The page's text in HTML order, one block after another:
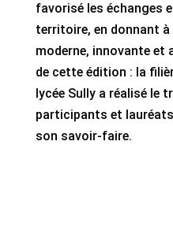
favorisé les échanges
territoire, en donnant
moderne, innovante et
de cette édition : la
lycée Sully a réalisé le
participants et
son savoir-faire.